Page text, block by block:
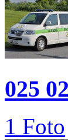
025
1 Foto